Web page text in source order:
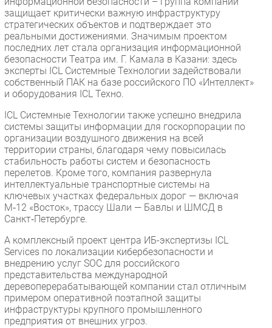
защищает критически важную инфраструктуру
стратегических объектов и подтверждает это
реальными достижениями. Значимым проектом
последних лет стала организация информационной
безопасности Театра им. Г. Камала в Казани: здесь
эксперты ICL Системные Технологии задействовали
собственный ПАК на базе российского ПО «Интеллект»
и оборудования ICL Техно.
ICL Системные Технологии также успешно внедрила
системы защиты информации для госкорпорации по
организации воздушного движения на всей
территории страны, благодаря чему повысилась
стабильность работы систем и безопасность
перелетов. Кроме того, компания развернула
интеллектуальные транспортные системы на
ключевых участках федеральных дорог — включая
М‑12 «Восток», трассу Шали — Бавлы и ШМСД в
Санкт‑Петербурге.
А комплексный проект центра ИБ-экспертизы ICL
Services по локализации кибербезопасности и
внедрению услуг SOC для российского
представительства международной
деревоперерабатывающей компании стал отличным
примером оперативной поэтапной защиты
инфраструктуры крупного промышленного
предприятия от внешних угроз.